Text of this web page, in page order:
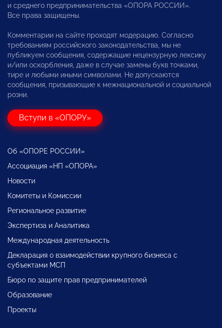
и среднего предпринимательства «ОПОРА РОССИИ».
Все права защищены.
Комментарии на сайте проходят модерацию. Согласно
требованиям российского законодательства, мы не
публикуем сообщения, содержащие нецензурную лексику
и/или оскорбления, даже в случае замены букв точками,
тире и любыми иными символами. Не допускаются
сообщения, призывающие к межнациональной и социальной
розни.
Вступи в «ОПОРУ»
Об «ОПОРЕ РОССИИ»
Ассоциация «НП «ОПОРА»
Новости
Комитеты и Комиссии
Региональное развитие
Экспертиза и Аналитика
Международная деятельность
Декларация о взаимодействии крупного бизнеса с
субъектами МСП
Бюро по защите прав предпринимателей
Образование
Проекты